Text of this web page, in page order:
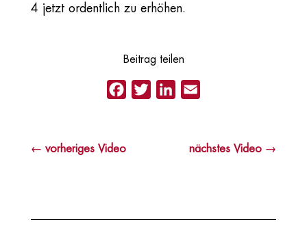
4 jetzt ordentlich zu erhöhen.
Beitrag teilen
Facebook
Twitter LinkedIn
← vorheriges Video nächstes Video →